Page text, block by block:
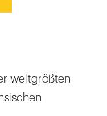
weltgrößten